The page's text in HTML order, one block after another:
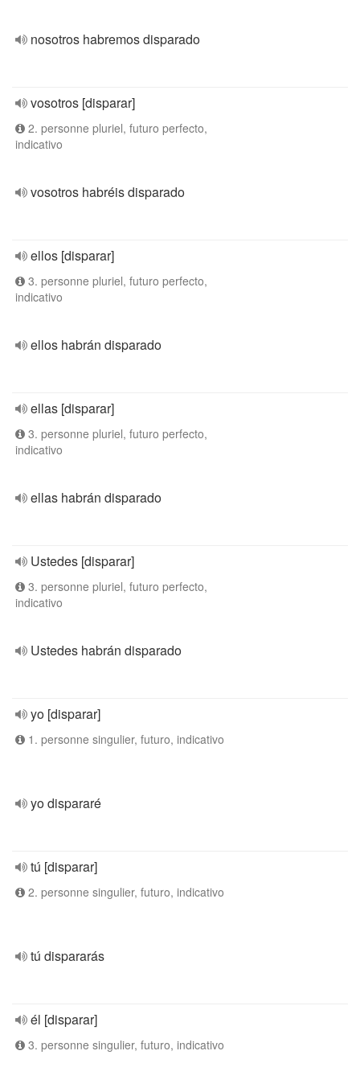
nosotros habremos disparado
vosotros [disparar]
2. personne pluriel, futuro perfecto,
indicativo
vosotros habréis disparado
ellos [disparar]
3. personne pluriel, futuro perfecto,
indicativo
ellos habrán disparado
ellas [disparar]
3. personne pluriel, futuro perfecto,
indicativo
ellas habrán disparado
Ustedes [disparar]
3. personne pluriel, futuro perfecto,
indicativo
Ustedes habrán disparado
yo [disparar]
1. personne singulier, futuro, indicativo
yo dispararé
tú [disparar]
2. personne singulier, futuro, indicativo
tú dispararás
él [disparar]
3. personne singulier, futuro, indicativo